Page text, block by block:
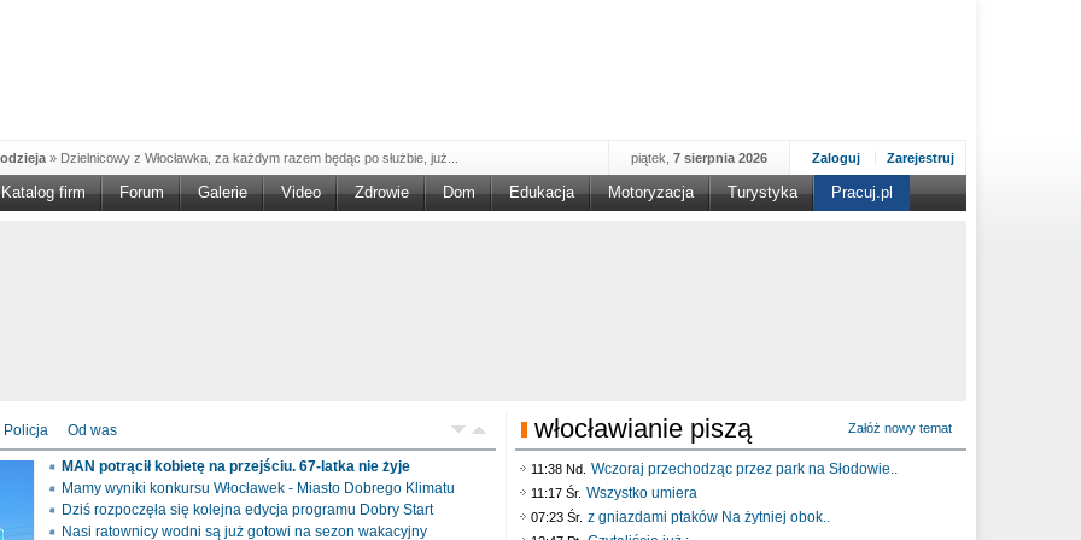
» Dzielnicowy z Włocławka, za każdym razem będąc po służbie, już...
w NGO'»Ruszył nabór w konkursie „Wsparcie Organizacji Wolontariatu w NGO –
» Od czerwca rozpoczął się nowy okres świadczeniowy 800 plus, który
» Policjanci ruchu drogowego przeprowadzili na drogach Włocławka i
Zaloguj Zarejestruj
piątek, 7 sierpnia 2026
Katalog firm Forum Galerie Video Zdrowie Dom Edukacja Motoryzacja Turystyka Pracuj.pl
Policja Od was
MAN potrącił kobietę na przejściu. 67-latka nie żyje
Mamy wyniki konkursu Włocławek - Miasto Dobrego Klimatu
Dziś rozpoczęła się kolejna edycja programu Dobry Start
Nasi ratownicy wodni są już gotowi na sezon wakacyjny
włocławianie piszą Załóż nowy temat
11:38 Nd. Wczoraj przechodząc przez park na Słodowie..
11:17 Śr. Wszystko umiera
07:23 Śr. z gniazdami ptaków Na żytniej obok..